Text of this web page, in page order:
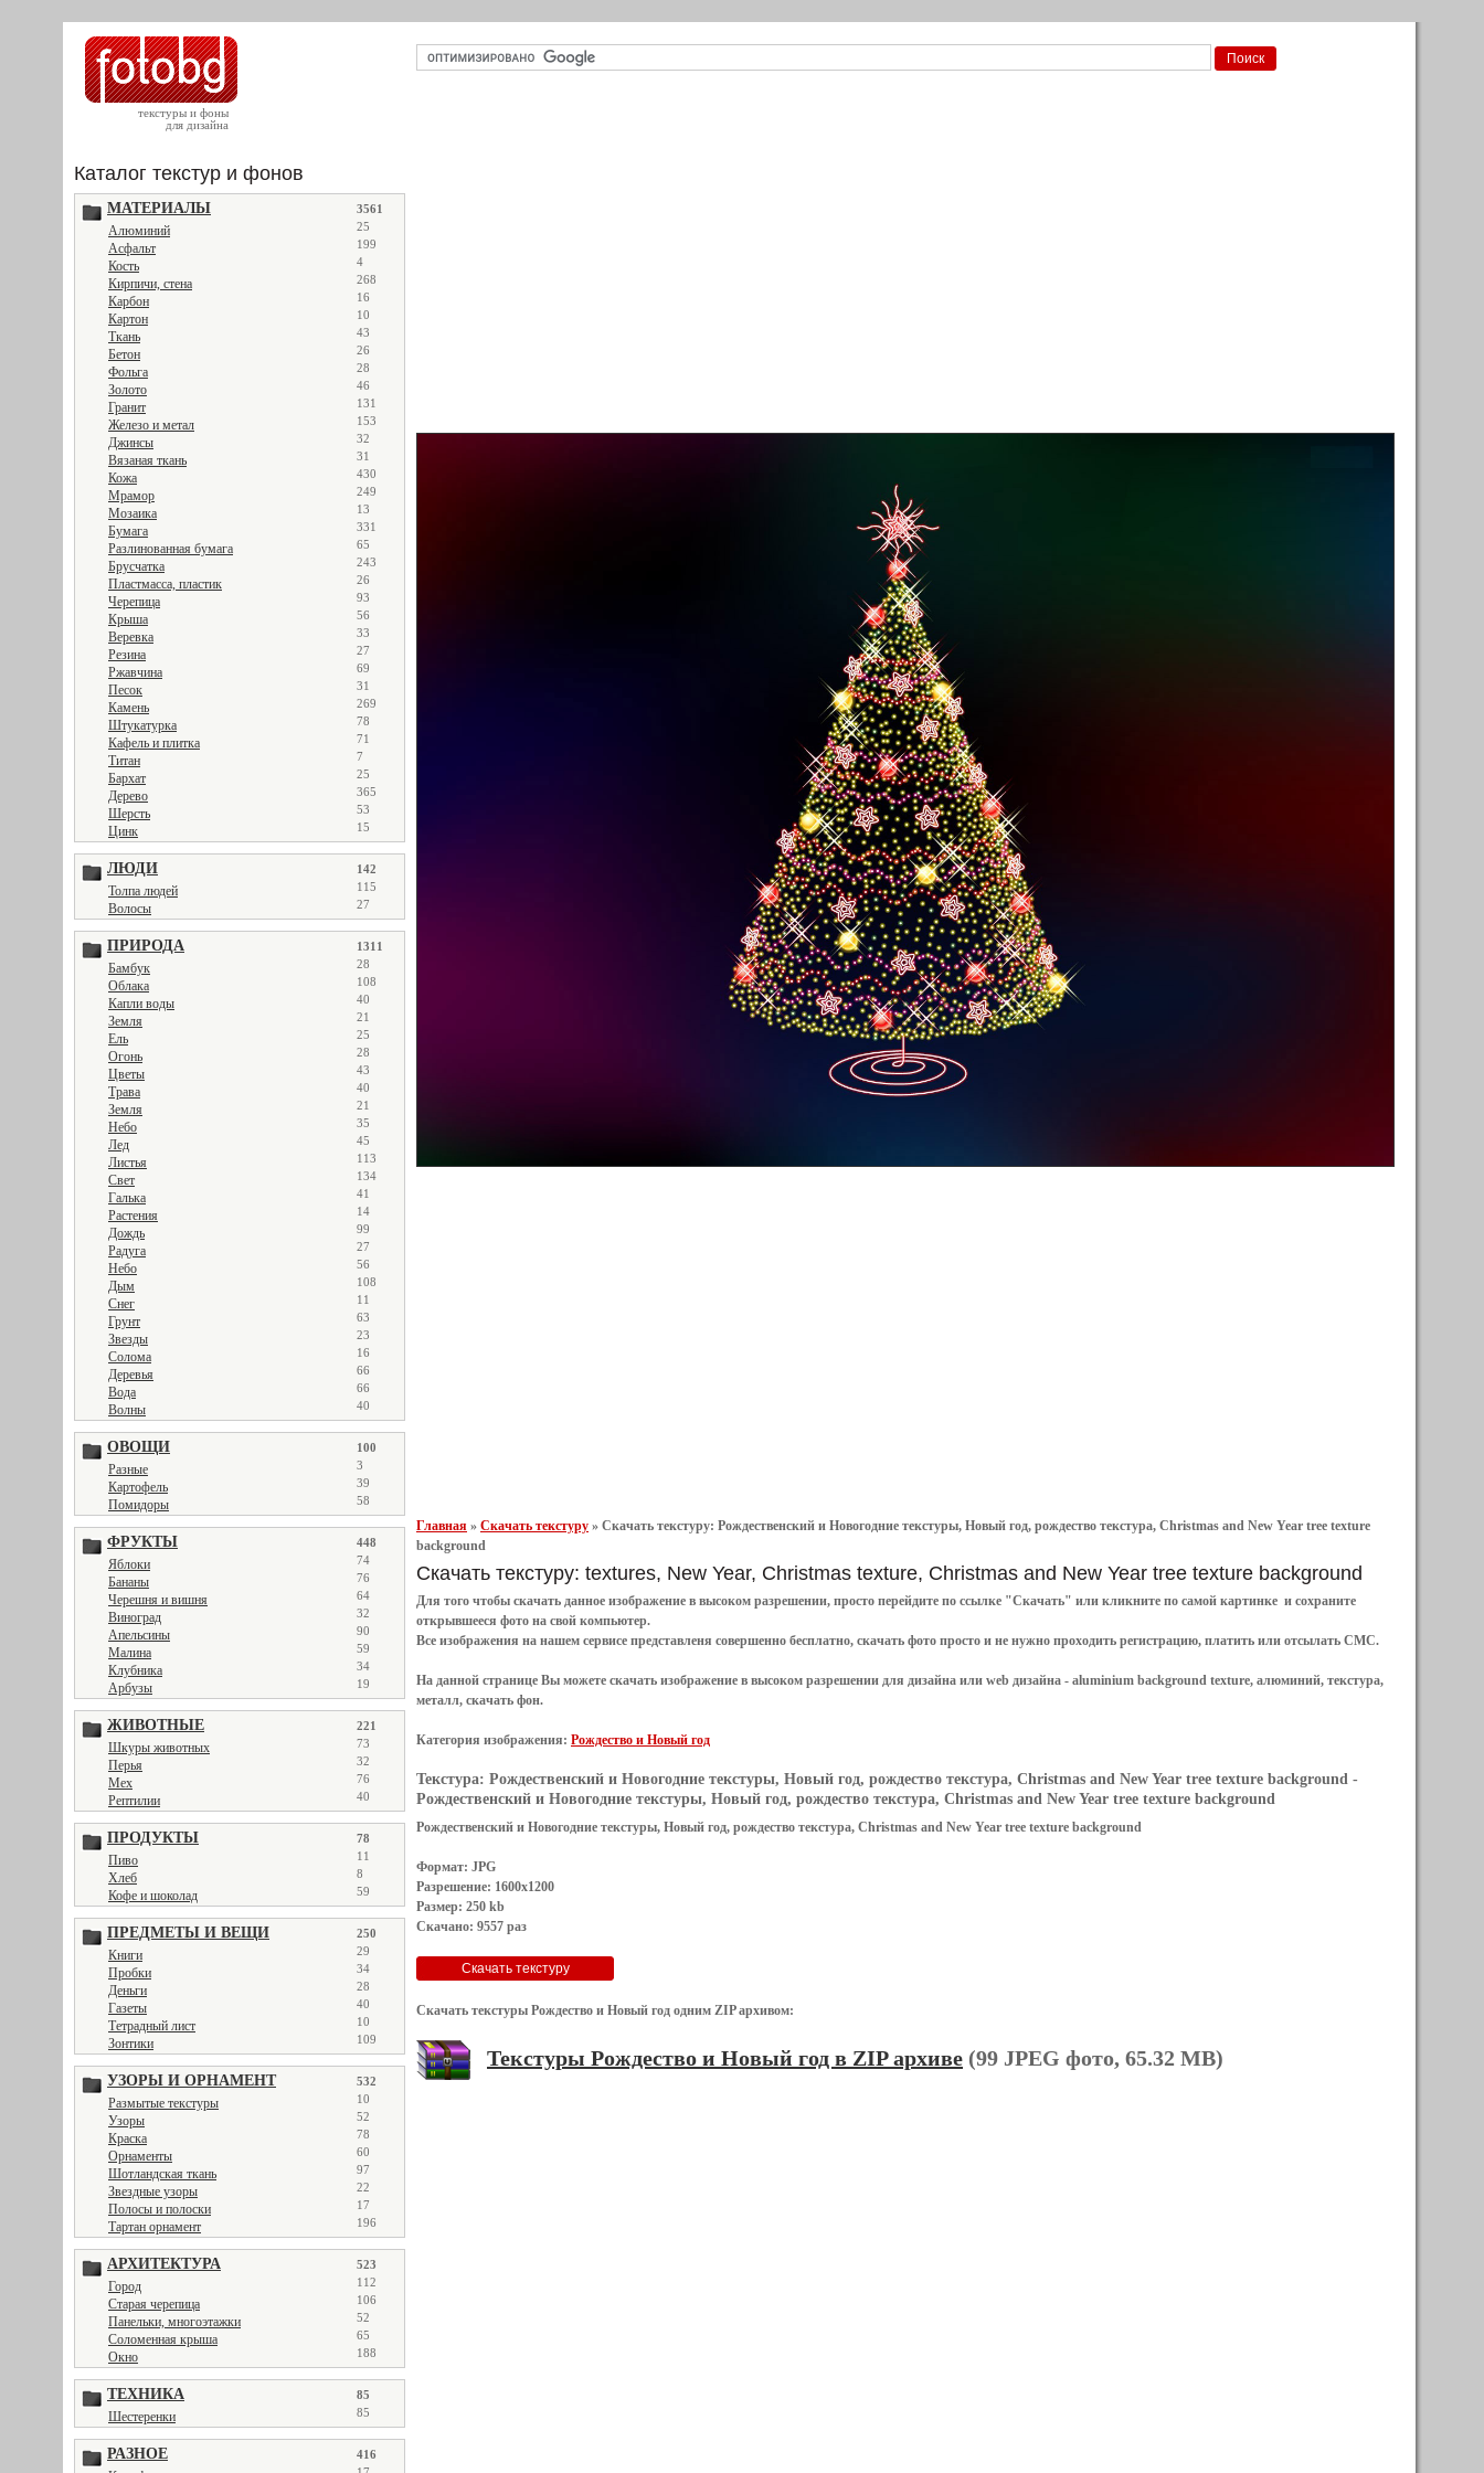
текстуры и фоны
для дизайна
Каталог текстур и фонов
МАТЕРИАЛЫ 3561
Алюминий 25
Асфальт 199
Кость 4
Кирпичи, стена 268
Карбон 16
Картон 10
Ткань 43
Бетон 26
Фольга 28
Золото 46
Гранит 131
Железо и метал 153
Джинсы 32
Вязаная ткань 31
Кожа 430
Мрамор 249
Мозаика 13
Бумага 331
Разлинованная бумага 65
Брусчатка 243
Пластмасса, пластик 26
Черепица 93
Крыша 56
Веревка 33
Резина 27
Ржавчина 69
Песок 31
Камень 269
Штукатурка 78
Кафель и плитка 71
Титан 7
Бархат 25
Дерево 365
Шерсть 53
Цинк 15
ЛЮДИ 142
Толпа людей 115
Волосы 27
ПРИРОДА 1311
Бамбук 28
Облака 108
Капли воды 40
Земля 21
Ель 25
Огонь 28
Цветы 43
Трава 40
Земля 21
Небо 35
Лед 45
Листья 113
Свет 134
Галька 41
Растения 14
Дождь 99
Радуга 27
Небо 56
Дым 108
Снег 11
Грунт 63
Звезды 23
Солома 16
Деревья 66
Вода 66
Волны 40
ОВОЩИ 100
Разные 3
Картофель 39
Помидоры 58
ФРУКТЫ 448
Яблоки 74
Бананы 76
Черешня и вишня 64
Виноград 32
Апельсины 90
Малина 59
Клубника 34
Арбузы 19
ЖИВОТНЫЕ 221
Шкуры животных 73
Перья 32
Мех 76
Рептилии 40
ПРОДУКТЫ 78
Пиво 11
Хлеб 8
Кофе и шоколад 59
ПРЕДМЕТЫ И ВЕЩИ 250
Книги 29
Пробки 34
Деньги 28
Газеты 40
Тетрадный лист 10
Зонтики 109
УЗОРЫ И ОРНАМЕНТ 532
Размытые текстуры 10
Узоры 52
Краска 78
Орнаменты 60
Шотландская ткань 97
Звездные узоры 22
Полосы и полоски 17
Тартан орнамент 196
АРХИТЕКТУРА 523
Город 112
Старая черепица 106
Панельки, многоэтажки 52
Соломенная крыша 65
Окно 188
ТЕХНИКА 85
Шестеренки 85
РАЗНОЕ 416
Главная » Скачать текстуру » Скачать текстуру: Рождественский и Новогодние текстуры, Новый год, рождество текстура, Christmas and New Year tree texture
background
Скачать текстуру: textures, New Year, Christmas texture, Christmas and New Year tree texture background
Для того чтобы скачать данное изображение в высоком разрешении, просто перейдите по ссылке "Скачать" или кликните по самой картинке и сохраните
открывшееся фото на свой компьютер.
Все изображения на нашем сервисе представленя совершенно бесплатно, скачать фото просто и не нужно проходить регистрацию, платить или отсылать СМС.
На данной странице Вы можете скачать изображение в высоком разрешении для дизайна или web дизайна - aluminium background texture, алюминий, текстура,
металл, скачать фон.
Категория изображения: Рождество и Новый год
Текстура: Рождественский и Новогодние текстуры, Новый год, рождество текстура, Christmas and New Year tree texture background -
Рождественский и Новогодние текстуры, Новый год, рождество текстура, Christmas and New Year tree texture background
Рождественский и Новогодние текстуры, Новый год, рождество текстура, Christmas and New Year tree texture background
Формат: JPG
Разрешение: 1600x1200
Размер: 250 kb
Скачано: 9557 раз
Скачать текстуры Рождество и Новый год одним ZIP архивом:
Текстуры Рождество и Новый год в ZIP архиве (99 JPEG фото, 65.32 MB)